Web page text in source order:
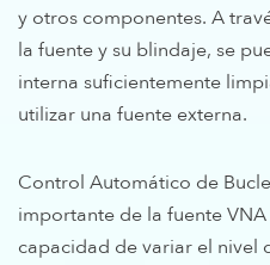
y otros componentes. A
la fuente y su blindaje, se
interna suficientemente
utilizar una fuente externa.
Control Automático de
importante de la fuente
capacidad de variar el nivel